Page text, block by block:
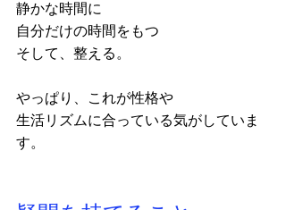
静かな時間に
自分だけの時間をもつ
そして、整える。
やっぱり、これが性格や
生活リズムに合っている気がしていま
す。